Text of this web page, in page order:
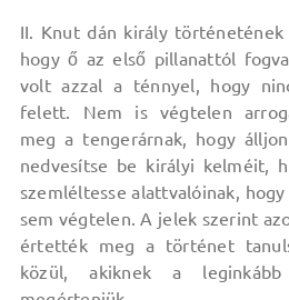
II. Knut dán király
hogy ő az első pillanattól
volt azzal a ténnyel, hogy
felett. Nem is végtelen
meg a tengerárnak, hogy
nedvesítse be királyi kelméit,
szemléltesse alattvalóinak,
sem végtelen. A jelek szerint
értették meg a történet
közül, akiknek a